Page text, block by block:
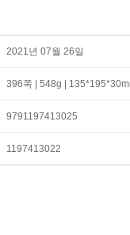
2021년 07월 26일
396쪽 | 548g |
9791197413025
1197413022